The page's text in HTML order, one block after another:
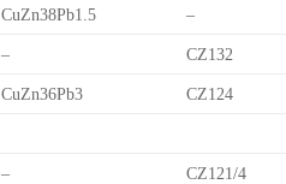
CuZn38Pb1.5 –
– CZ132
CuZn36Pb3 CZ124
– CZ121/4